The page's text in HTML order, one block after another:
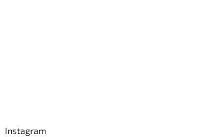
Instagram